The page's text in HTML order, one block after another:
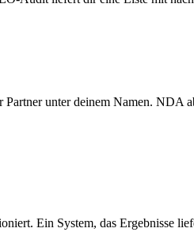
Partner unter deinem Namen. NDA
Ein System, das Ergebnisse